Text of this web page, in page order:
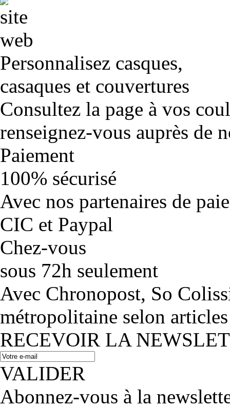
Personnalisez casques,
casaques et couvertures
Consultez la page à vos
renseignez-vous auprès de
Paiement
100% sécurisé
Avec nos partenaires de
CIC et Paypal
Chez-vous
sous 72h seulement
Avec Chronopost, So
métropolitaine selon
RECEVOIR LA
VALIDER
Abonnez-vous à la